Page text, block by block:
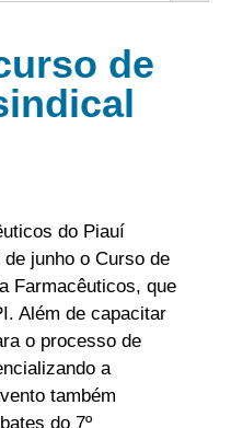
de
do Piauí
junho o Curso de
Farmacêuticos, que
Além de capacitar
o processo de
a
também
do 7º